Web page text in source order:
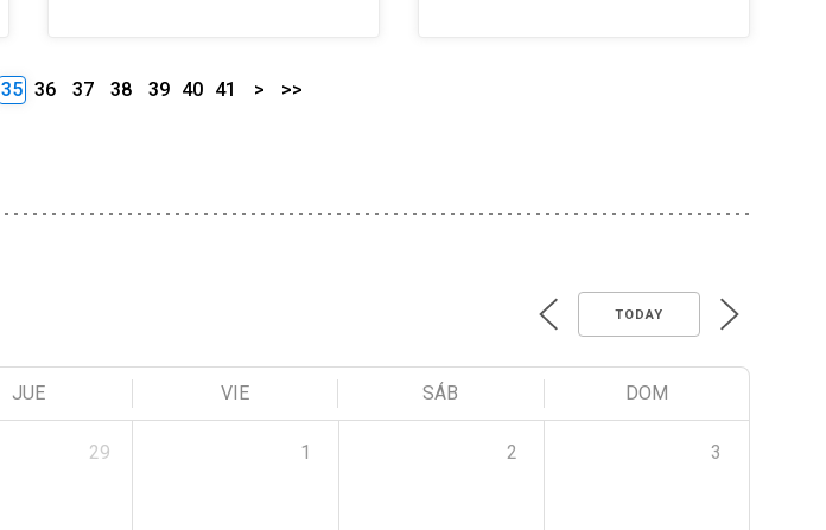
35 36 37 38 39 40 41 > >>
TODAY
JUE VIE SÁB DOM
29 1 2 3